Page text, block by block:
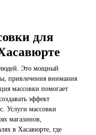
для
Это мощный
привлечения внимания
массовки помогает
эффект
Услуги массовки
магазинов,
в Хасавюрте, где